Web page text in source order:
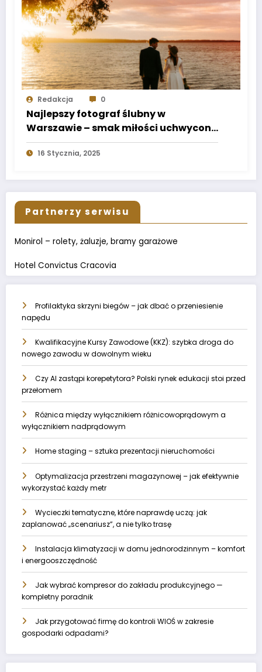
Redakcja 0
Najlepszy fotograf ślubny w
Warszawie – smak miłości uchwycony
w obiektywie
16 Stycznia, 2025
Partnerzy serwisu
Monirol – rolety, żaluzje, bramy garażowe
Hotel Convictus Cracovia
Profilaktyka skrzyni biegów – jak dbać o przeniesienie
napędu
Kwalifikacyjne Kursy Zawodowe (KKZ): szybka droga do
nowego zawodu w dowolnym wieku
Czy AI zastąpi korepetytora? Polski rynek edukacji stoi przed
przełomem
Różnica między wyłącznikiem różnicowoprądowym a
wyłącznikiem nadprądowym
Home staging – sztuka prezentacji nieruchomości
Optymalizacja przestrzeni magazynowej – jak efektywnie
wykorzystać każdy metr
Wycieczki tematyczne, które naprawdę uczą: jak
zaplanować „scenariusz”, a nie tylko trasę
Instalacja klimatyzacji w domu jednorodzinnym – komfort
i energooszczędność
Jak wybrać kompresor do zakładu produkcyjnego —
kompletny poradnik
Jak przygotować firmę do kontroli WIOŚ w zakresie
gospodarki odpadami?